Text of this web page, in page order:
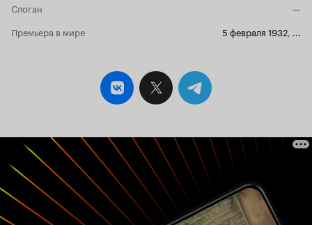
Слоган
—
Премьера в мире
5 февраля 1932, ...